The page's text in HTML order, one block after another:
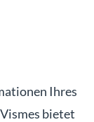
Ihres
bietet